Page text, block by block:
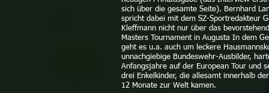
sich über die gesamte Seite). Bernhard
spricht dabei mit dem SZ-Sportredakteur
Kleffmann nicht nur über das
Masters Tournament in Augusta In dem
geht es u.a. auch um leckere
unnachgiebige Bundeswehr-Ausbilder,
Anfangsjahre auf der European Tour und
drei Enkelkinder, die allesamt innerhalb
12 Monate zur Welt kamen.